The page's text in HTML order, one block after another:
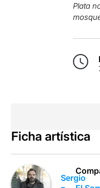
Plata
Ficha artística
Sergio